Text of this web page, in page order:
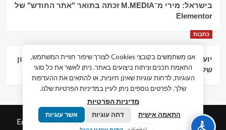
בישראל: מירי מ־M.MEDIA זכתה בתואר "אתר החודש" של
Elementor
כתבות
יועץ עסקי וליווי פיננסי – הדרך לצמיחה כלכלית וניהול נכון
של העסק
© כל הזכויות שמורות חדשות המאה ה-21 |
Edigital.co.ilby
אנו משתמשים בקובצי Cookies לצורך שיפור חוויית המשתמש,
התאמת תכנים וניתוח ביצועים באתר. ניתן לאשר את כל סוגי
העוגיות, לדחות עוגיות שאינן חיוניות, או להתאים את ההעדפות
שלך. לפרטים נוספים ניתן לעיין במדיניות הפרטיות שלנו.
מדיניות הפרטיות
התאמה אישית דחה עוגיות אשר עוגיות